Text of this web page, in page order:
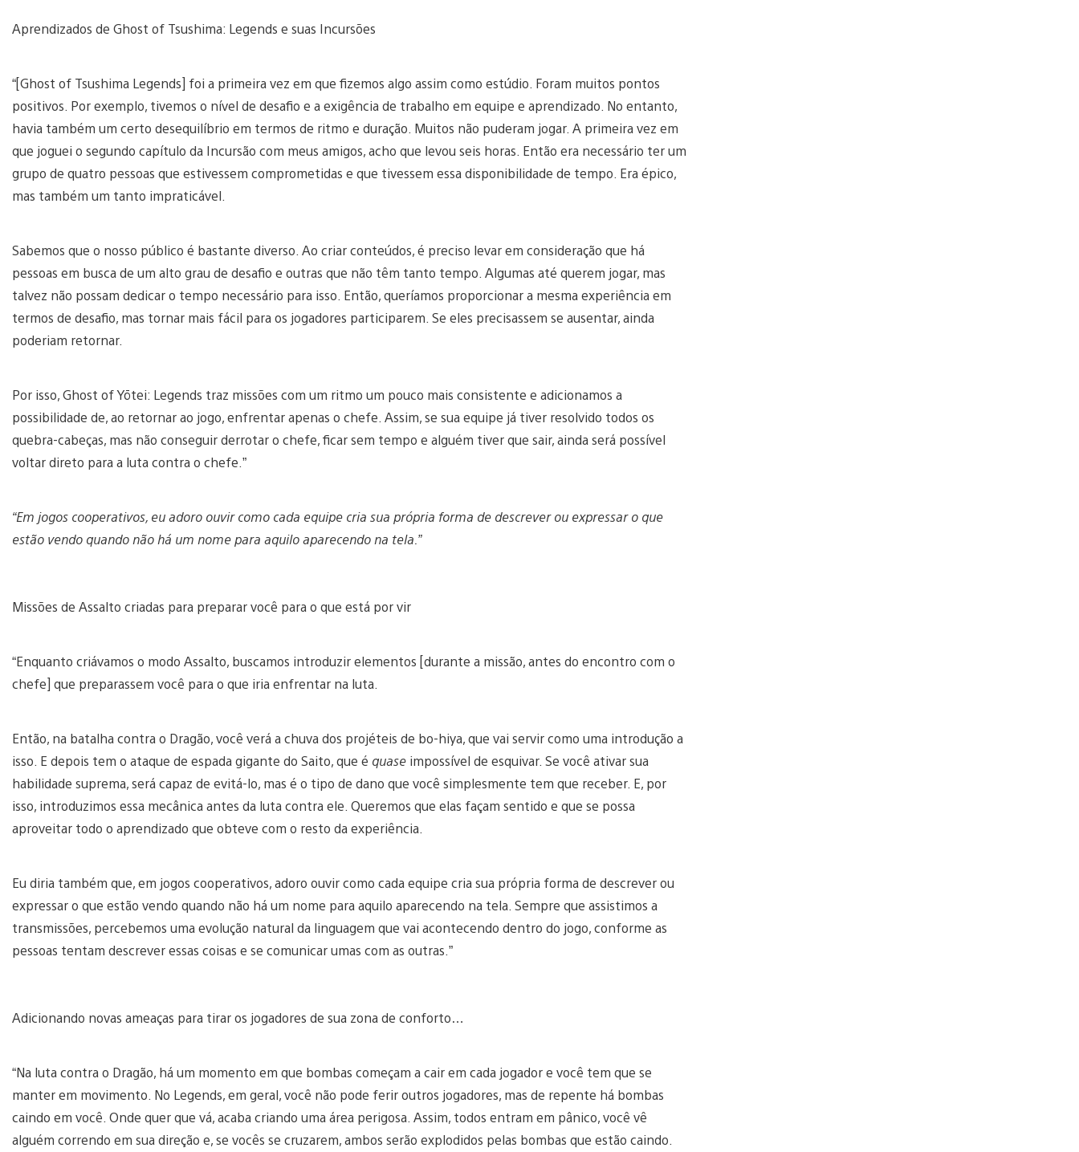
Aprendizados de Ghost of Tsushima: Legends e suas Incursões
“[Ghost of Tsushima Legends] foi a primeira vez em que fizemos algo assim como estúdio. Foram muitos pontos
positivos. Por exemplo, tivemos o nível de desafio e a exigência de trabalho em equipe e aprendizado. No entanto,
havia também um certo desequilíbrio em termos de ritmo e duração. Muitos não puderam jogar. A primeira vez em
que joguei o segundo capítulo da Incursão com meus amigos, acho que levou seis horas. Então era necessário ter um
grupo de quatro pessoas que estivessem comprometidas e que tivessem essa disponibilidade de tempo. Era épico,
mas também um tanto impraticável.
Sabemos que o nosso público é bastante diverso. Ao criar conteúdos, é preciso levar em consideração que há
pessoas em busca de um alto grau de desafio e outras que não têm tanto tempo. Algumas até querem jogar, mas
talvez não possam dedicar o tempo necessário para isso. Então, queríamos proporcionar a mesma experiência em
termos de desafio, mas tornar mais fácil para os jogadores participarem. Se eles precisassem se ausentar, ainda
poderiam retornar.
Por isso, Ghost of Yōtei: Legends traz missões com um ritmo um pouco mais consistente e adicionamos a
possibilidade de, ao retornar ao jogo, enfrentar apenas o chefe. Assim, se sua equipe já tiver resolvido todos os
quebra-cabeças, mas não conseguir derrotar o chefe, ficar sem tempo e alguém tiver que sair, ainda será possível
voltar direto para a luta contra o chefe.”
“Em jogos cooperativos, eu adoro ouvir como cada equipe cria sua própria forma de descrever ou expressar o que
estão vendo quando não há um nome para aquilo aparecendo na tela.”
Missões de Assalto criadas para preparar você para o que está por vir
“Enquanto criávamos o modo Assalto, buscamos introduzir elementos [durante a missão, antes do encontro com o
chefe] que preparassem você para o que iria enfrentar na luta.
Então, na batalha contra o Dragão, você verá a chuva dos projéteis de bo-hiya, que vai servir como uma introdução a
isso. E depois tem o ataque de espada gigante do Saito, que é quase impossível de esquivar. Se você ativar sua
habilidade suprema, será capaz de evitá-lo, mas é o tipo de dano que você simplesmente tem que receber. E, por
isso, introduzimos essa mecânica antes da luta contra ele. Queremos que elas façam sentido e que se possa
aproveitar todo o aprendizado que obteve com o resto da experiência.
Eu diria também que, em jogos cooperativos, adoro ouvir como cada equipe cria sua própria forma de descrever ou
expressar o que estão vendo quando não há um nome para aquilo aparecendo na tela. Sempre que assistimos a
transmissões, percebemos uma evolução natural da linguagem que vai acontecendo dentro do jogo, conforme as
pessoas tentam descrever essas coisas e se comunicar umas com as outras.”
Adicionando novas ameaças para tirar os jogadores de sua zona de conforto…
“Na luta contra o Dragão, há um momento em que bombas começam a cair em cada jogador e você tem que se
manter em movimento. No Legends, em geral, você não pode ferir outros jogadores, mas de repente há bombas
caindo em você. Onde quer que vá, acaba criando uma área perigosa. Assim, todos entram em pânico, você vê
alguém correndo em sua direção e, se vocês se cruzarem, ambos serão explodidos pelas bombas que estão caindo.